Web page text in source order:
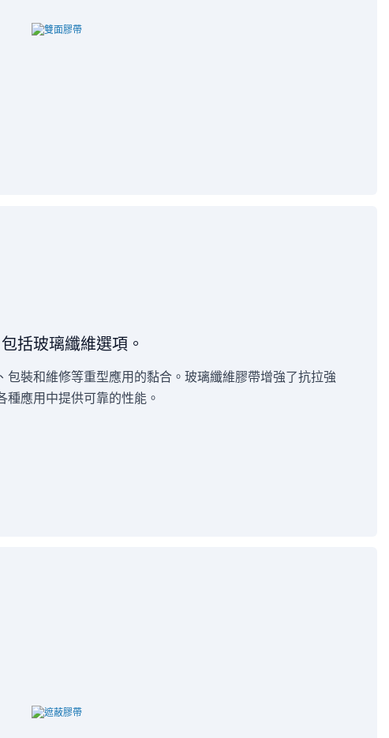
括玻璃纖維選項。
裝和維修等重型應用的黏合。玻璃纖維膠帶增強了抗拉強
應用中提供可靠的性能。